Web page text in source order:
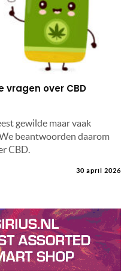
vragen over CBD
gewilde maar vaak
beantwoorden daarom
CBD.
30 april 2026